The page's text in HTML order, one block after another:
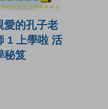
愛的孔子老
1 上學啦 活
秘笈